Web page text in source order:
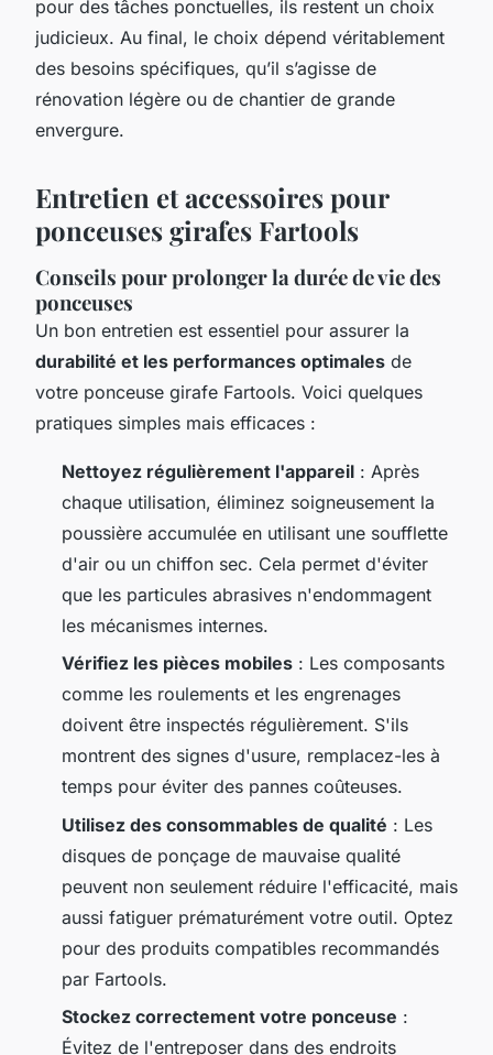
pour des tâches ponctuelles, ils restent un choix
judicieux. Au final, le choix dépend véritablement
des besoins spécifiques, qu’il s’agisse de
rénovation légère ou de chantier de grande
envergure.
Entretien et accessoires pour
ponceuses girafes Fartools
Conseils pour prolonger la durée de vie des
ponceuses
Un bon entretien est essentiel pour assurer la
durabilité et les performances optimales de
votre ponceuse girafe Fartools. Voici quelques
pratiques simples mais efficaces :
Nettoyez régulièrement l'appareil : Après
chaque utilisation, éliminez soigneusement la
poussière accumulée en utilisant une soufflette
d'air ou un chiffon sec. Cela permet d'éviter
que les particules abrasives n'endommagent
les mécanismes internes.
Vérifiez les pièces mobiles : Les composants
comme les roulements et les engrenages
doivent être inspectés régulièrement. S'ils
montrent des signes d'usure, remplacez-les à
temps pour éviter des pannes coûteuses.
Utilisez des consommables de qualité : Les
disques de ponçage de mauvaise qualité
peuvent non seulement réduire l'efficacité, mais
aussi fatiguer prématurément votre outil. Optez
pour des produits compatibles recommandés
par Fartools.
Stockez correctement votre ponceuse :
Évitez de l'entreposer dans des endroits